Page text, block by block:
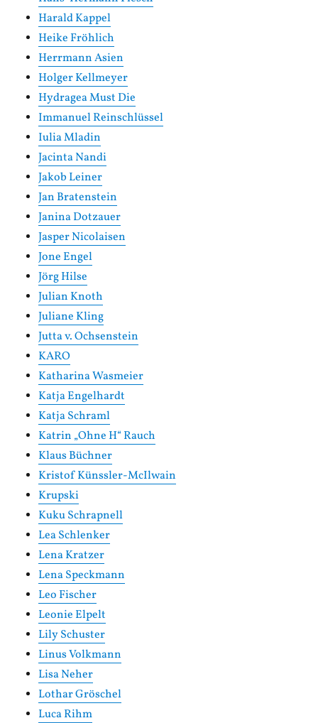
Harald Kappel
Heike Fröhlich
Herrmann Asien
Holger Kellmeyer
Hydragea Must Die
Immanuel Reinschlüssel
Iulia Mladin
Jacinta Nandi
Jakob Leiner
Jan Bratenstein
Janina Dotzauer
Jasper Nicolaisen
Jone Engel
Jörg Hilse
Julian Knoth
Juliane Kling
Jutta v. Ochsenstein
KARO
Katharina Wasmeier
Katja Engelhardt
Katja Schraml
Katrin „Ohne H“ Rauch
Klaus Büchner
Kristof Künssler-McIlwain
Krupski
Kuku Schrapnell
Lea Schlenker
Lena Kratzer
Lena Speckmann
Leo Fischer
Leonie Elpelt
Lily Schuster
Linus Volkmann
Lisa Neher
Lothar Gröschel
Luca Rihm